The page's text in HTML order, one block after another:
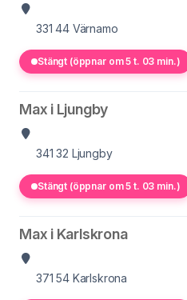
331 44 Värnamo
Stängt (öppnar om 5 t. 03 min.)
Max i Ljungby
341 32 Ljungby
Stängt (öppnar om 5 t. 03 min.)
Max i Karlskrona
371 54 Karlskrona